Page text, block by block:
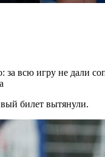
за всю игру не дали
билет вытянули.